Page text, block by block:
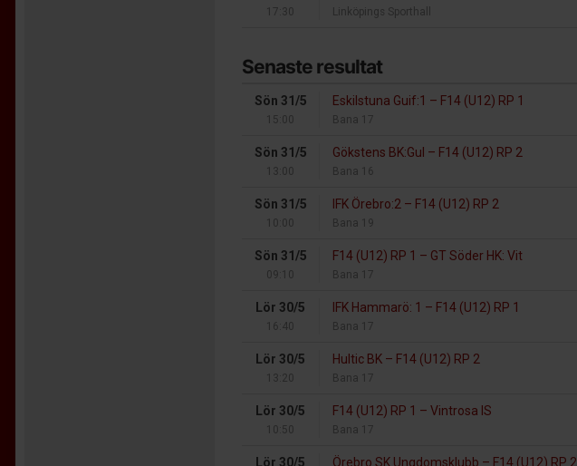
17:30 Linköpings Sporthall
Senaste resultat
Sön 31/5
15:00
Eskilstuna Guif:1 – F14 (U12) RP 1
Bana 17
Sön 31/5
13:00
Gökstens BK:Gul – F14 (U12) RP 2
Bana 16
Sön 31/5
10:00
IFK Örebro:2 – F14 (U12) RP 2
Bana 19
Sön 31/5
09:10
F14 (U12) RP 1 – GT Söder HK: Vit
Bana 17
Lör 30/5
16:40
IFK Hammarö: 1 – F14 (U12) RP 1
Bana 17
Lör 30/5
13:20
Hultic BK – F14 (U12) RP 2
Bana 17
Lör 30/5
10:50
F14 (U12) RP 1 – Vintrosa IS
Bana 17
Lör 30/5 Örebro SK Ungdomsklubb – F14 (U12) RP 2